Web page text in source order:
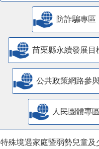
防詐騙專區
苗栗縣永續發展目
公共政策網路參
人民團體專區
特殊境遇家庭暨弱勢兒童及